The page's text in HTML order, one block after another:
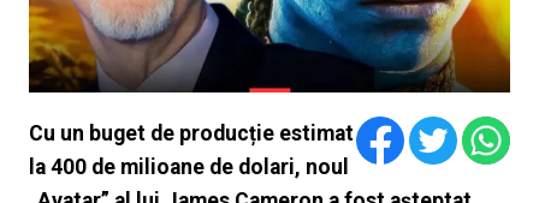
Cu un buget de producție estimat
la 400 de milioane de dolari, noul